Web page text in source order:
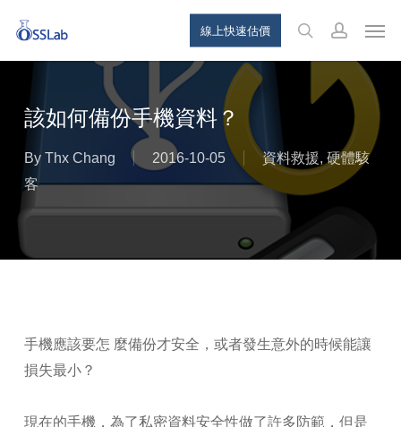
main
線上快速估價
searchaccount
該如何備份手機資料？
By Thx Chang 2016-10-05 資料救援, 硬體駭
客
手機應該要怎 麼備份才安全，或者發生意外的時候能讓
損失最小？
現在的手機，為了私密資料安全性做了許多防範，但是